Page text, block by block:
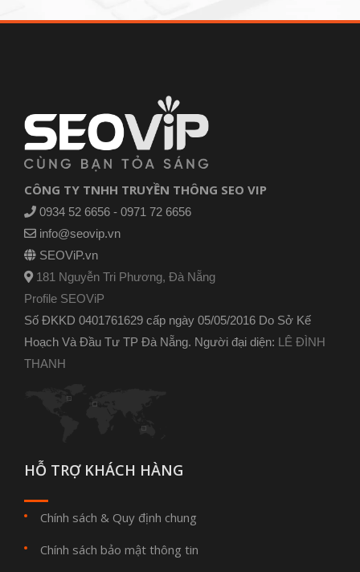
CÔNG TY TNHH TRUYỀN THÔNG SEO VIP
0934 52 6656 - 0971 72 6656
info@seovip.vn
SEOViP.vn
181 Nguyễn Tri Phương, Đà Nẵng
Profile SEOViP
Số ĐKKD 0401761629 cấp ngày 05/05/2016 Do Sở Kế
Hoạch Và Đầu Tư TP Đà Nẵng. Người đại diện: LÊ ĐÌNH
THANH
HỖ TRỢ KHÁCH HÀNG
Chính sách & Quy định chung
Chính sách bảo mật thông tin